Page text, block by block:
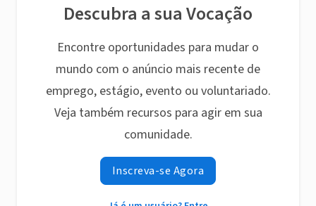
Descubra a sua Vocação
Encontre oportunidades para mudar o
mundo com o anúncio mais recente de
emprego, estágio, evento ou voluntariado.
Veja também recursos para agir em sua
comunidade.
Inscreva-se Agora